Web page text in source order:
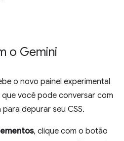
o Gemini
o novo painel experimental
que você pode conversar com
depurar seu CSS.
, clique com o botão